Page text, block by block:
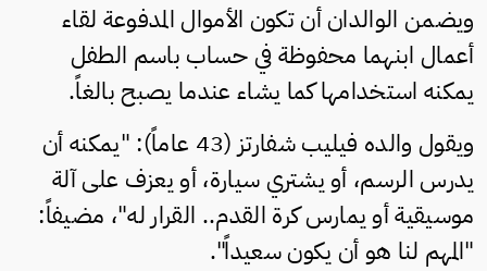
ويضمن الوالدان أن تكون الأموال المدفوعة لقاء
أعمال ابنهما محفوظة في حساب باسم الطفل
يمكنه استخدامها كما يشاء عندما يصبح بالغاً.
ويقول والده فيليب شفارتز (43 عاماً): "يمكنه أن
يدرس الرسم، أو يشتري سيارة، أو يعزف على آلة
موسيقية أو يمارس كرة القدم.. القرار له"، مضيفاً:
"المهم لنا هو أن يكون سعيداً".